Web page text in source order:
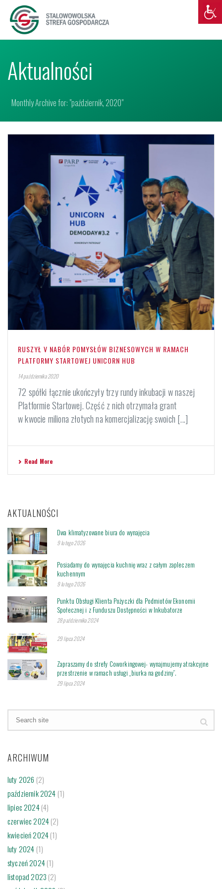
Aktualności
Monthly Archive for: "październik, 2020"
RUSZYŁ V NABÓR POMYSŁÓW BIZNESOWYCH W RAMACH
PLATFORMY STARTOWEJ UNICORN HUB
14 października 2020
72 spółki łącznie ukończyły trzy rundy inkubacji w naszej
Platformie Startowej. Część z nich otrzymała grant
w kwocie miliona złotych na komercjalizację swoich [...]
Read More
AKTUALNOŚCI
Dwa klimatyzowane biura do wynajęcia
9 lutego 2026
Posiadamy do wynajęcia kuchnię wraz z całym zapleczem
kuchennym
9 lutego 2026
Punktu Obsługi Klienta Pożyczki dla Podmiotów Ekonomii
Społecznej i z Funduszu Dostępności w Inkubatorze
28 października 2024
29 lipca 2024
Zapraszamy do strefy Coworkingowej- wynajmujemy atrakcyjne
przestrzenie w ramach usługi „biurka na godziny”.
29 lipca 2024
ARCHIWUM
luty 2026 (2)
październik 2024 (1)
lipiec 2024(4)
czerwiec 2024(2)
kwiecień 2024(1)
luty 2024 (1)
styczeń 2024(1)
listopad 2023 (2)